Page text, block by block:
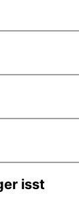
isst